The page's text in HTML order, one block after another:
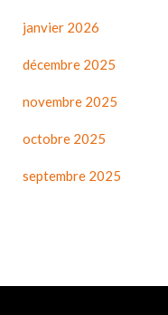
janvier 2026
décembre 2025
novembre 2025
octobre 2025
septembre 2025